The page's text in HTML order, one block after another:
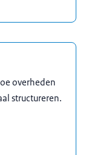
overheden
structureren.